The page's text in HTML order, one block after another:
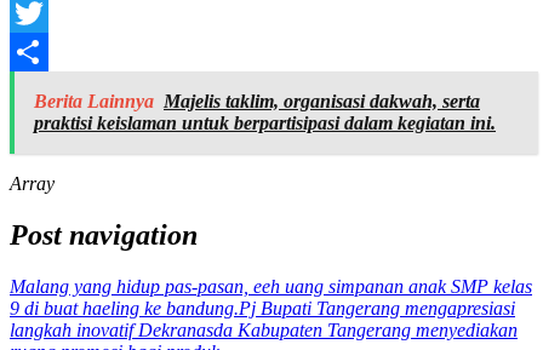
WhatsApp
Twitter
Share
Berita Lainnya Majelis taklim, organisasi dakwah, serta
praktisi keislaman untuk berpartisipasi dalam kegiatan ini.
Array
Post navigation
Malang yang hidup pas-pasan, eeh uang simpanan anak SMP kelas
9 di buat haeling ke bandung.Pj Bupati Tangerang mengapresiasi
langkah inovatif Dekranasda Kabupaten Tangerang menyediakan